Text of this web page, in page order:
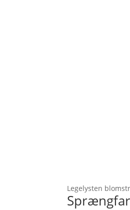
Legelysten